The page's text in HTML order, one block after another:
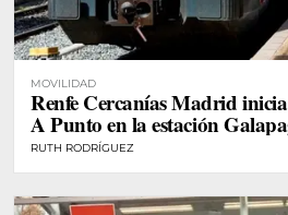
MOVILIDAD
Renfe Cercanías Madrid
A Punto en la estación
RUTH RODRÍGUEZ